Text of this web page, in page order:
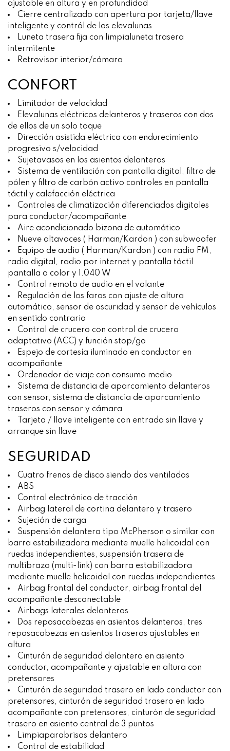
ajustable en altura y en profundidad
Cierre centralizado con apertura por tarjeta/llave
inteligente y contról de los elevalunas
Luneta trasera fija con limpialuneta trasera
intermitente
Retrovisor interior/cámara
CONFORT
Limitador de velocidad
Elevalunas eléctricos delanteros y traseros con dos
de ellos de un solo toque
Dirección asistida eléctrica con endurecimiento
progresivo s/velocidad
Sujetavasos en los asientos delanteros
Sistema de ventilación con pantalla digital, filtro de
pólen y filtro de carbón activo controles en pantalla
táctil y calefacción eléctrica
Controles de climatización diferenciados digitales
para conductor/acompañante
Aire acondicionado bizona de automático
Nueve altavoces ( Harman/Kardon ) con subwoofer
Equipo de audio ( Harman/Kardon ) con radio FM,
radio digital, radio por internet y pantalla táctil
pantalla a color y 1.040 W
Control remoto de audio en el volante
Regulación de los faros con ajuste de altura
automático, sensor de oscuridad y sensor de vehículos
en sentido contrario
Control de crucero con control de crucero
adaptativo (ACC) y función stop/go
Espejo de cortesía iluminado en conductor en
acompañante
Ordenador de viaje con consumo medio
Sistema de distancia de aparcamiento delanteros
con sensor, sistema de distancia de aparcamiento
traseros con sensor y cámara
Tarjeta / llave inteligente con entrada sin llave y
arranque sin llave
SEGURIDAD
Cuatro frenos de disco siendo dos ventilados
ABS
Control electrónico de tracción
Airbag lateral de cortina delantero y trasero
Sujeción de carga
Suspensión delantera tipo McPherson o similar con
barra estabilizadora mediante muelle helicoidal con
ruedas independientes, suspensión trasera de
multibrazo (multi-link) con barra estabilizadora
mediante muelle helicoidal con ruedas independientes
Airbag frontal del conductor, airbag frontal del
acompañante desconectable
Airbags laterales delanteros
Dos reposacabezas en asientos delanteros, tres
reposacabezas en asientos traseros ajustables en
altura
Cinturón de seguridad delantero en asiento
conductor, acompañante y ajustable en altura con
pretensores
Cinturón de seguridad trasero en lado conductor con
pretensores, cinturón de seguridad trasero en lado
acompañante con pretensores, cinturón de seguridad
trasero en asiento central de 3 puntos
Limpiaparabrisas delantero
Control de estabilidad